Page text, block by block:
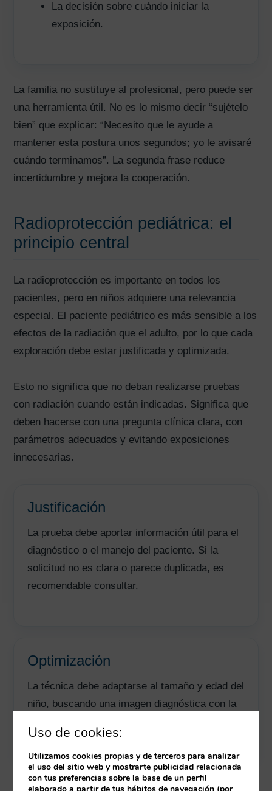
La decisión sobre cuándo iniciar la
exposición.
La familia no sustituye al profesional, pero puede ser
una herramienta útil. No es lo mismo decir “sujételo
bien” que explicar: “Necesito que le ayude a
mantener esta postura unos segundos; yo le avisaré
cuándo terminamos”. La segunda frase reduce
incertidumbre y mejora la cooperación.
Radioprotección pediátrica: el
principio central
La radioprotección es importante en todos los
pacientes, pero en niños adquiere una relevancia
especial. El paciente pediátrico es más sensible a los
efectos de la radiación que el adulto, por lo que cada
exploración debe estar justificada y optimizada.
Esto no significa que no deban realizarse pruebas
con radiación cuando están indicadas. Significa que
deben hacerse con una pregunta clínica clara, con
parámetros adecuados y evitando exposiciones
innecesarias.
Justificación
La prueba debe aportar información útil para el
diagnóstico o el manejo del paciente. Si la
solicitud no es clara o parece duplicada, es
recomendable consultar.
Optimización
La técnica debe adaptarse al tamaño y edad del
niño, buscando una imagen diagnóstica con la
Para el TSID, la radioprotección pediátrica se apoya
Uso de cookies:
Utilizamos cookies propias y de terceros para analizar
el uso del sitio web y mostrarte publicidad relacionada
con tus preferencias sobre la base de un perfil
elaborado a partir de tus hábitos de navegación (por